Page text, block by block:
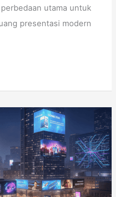
utama untuk
presentasi modern